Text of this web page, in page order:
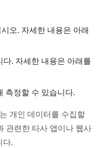
오. 자세한 내용은 아래
. 자세한 내용은 아래를
측정할 수 있습니다.
개인 데이터를 수집할
관련한 타사 앱이나 웹사
다.